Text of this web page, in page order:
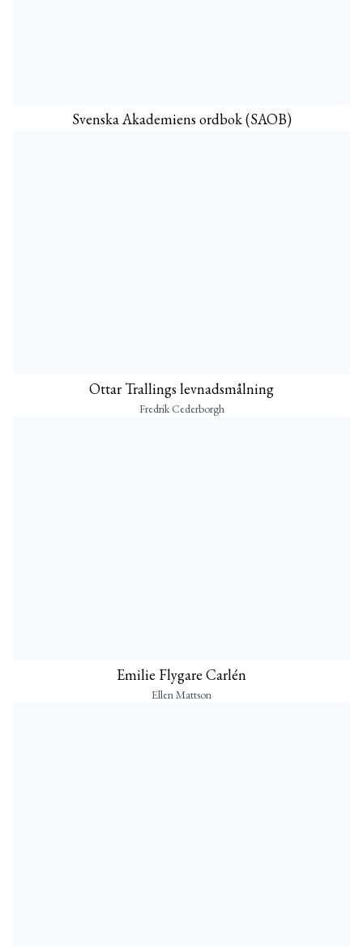
Svenska Akademiens ordbok (SAOB)
Ottar Trallings levnadsmålning
Fredrik Cederborgh
Emilie Flygare Carlén
Ellen Mattson